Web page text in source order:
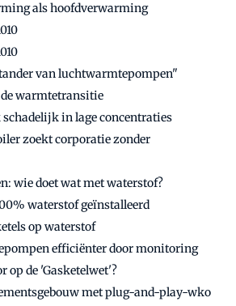
als hoofdverwarming
van luchtwarmtepompen"
warmtetransitie
in lage concentraties
zoekt corporatie zonder
wie doet wat met waterstof?
waterstof geïnstalleerd
op waterstof
efficiënter door monitoring
op de 'Gasketelwet'?
met plug-and-play-wko